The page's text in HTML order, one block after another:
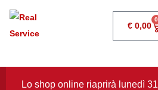
€ 0,00
0
Lo shop online riaprirà lunedì 31